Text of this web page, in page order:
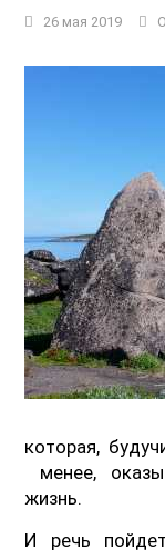
26 мая 2019
которая,
менее,
жизнь.
И речь